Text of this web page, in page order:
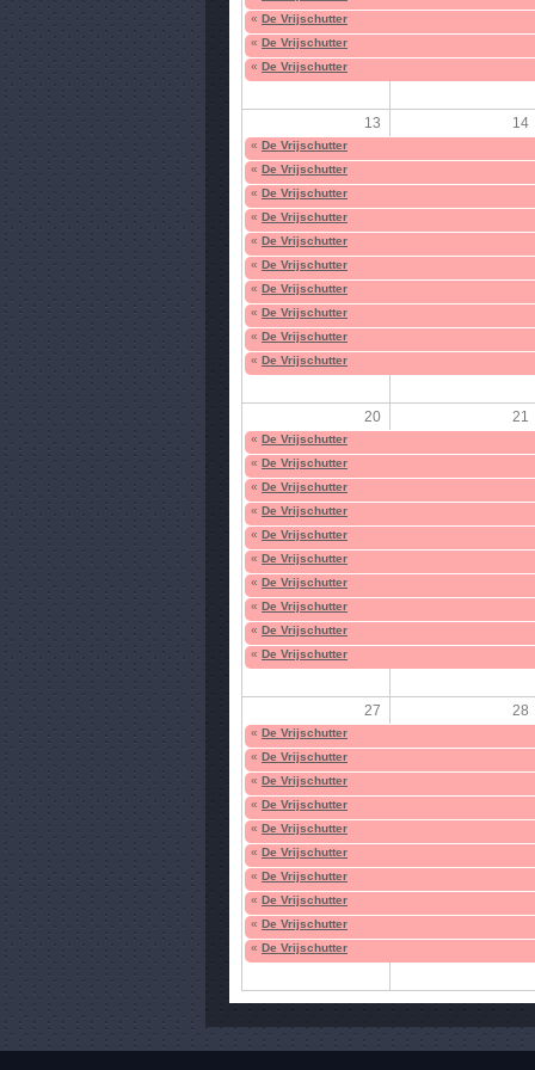
« De Vrijschutter
« De Vrijschutter
« De Vrijschutter
13 14
« De Vrijschutter
« De Vrijschutter
« De Vrijschutter
« De Vrijschutter
« De Vrijschutter
« De Vrijschutter
« De Vrijschutter
« De Vrijschutter
« De Vrijschutter
« De Vrijschutter
20 21
« De Vrijschutter
« De Vrijschutter
« De Vrijschutter
« De Vrijschutter
« De Vrijschutter
« De Vrijschutter
« De Vrijschutter
« De Vrijschutter
« De Vrijschutter
« De Vrijschutter
27 28
« De Vrijschutter
« De Vrijschutter
« De Vrijschutter
« De Vrijschutter
« De Vrijschutter
« De Vrijschutter
« De Vrijschutter
« De Vrijschutter
« De Vrijschutter
« De Vrijschutter